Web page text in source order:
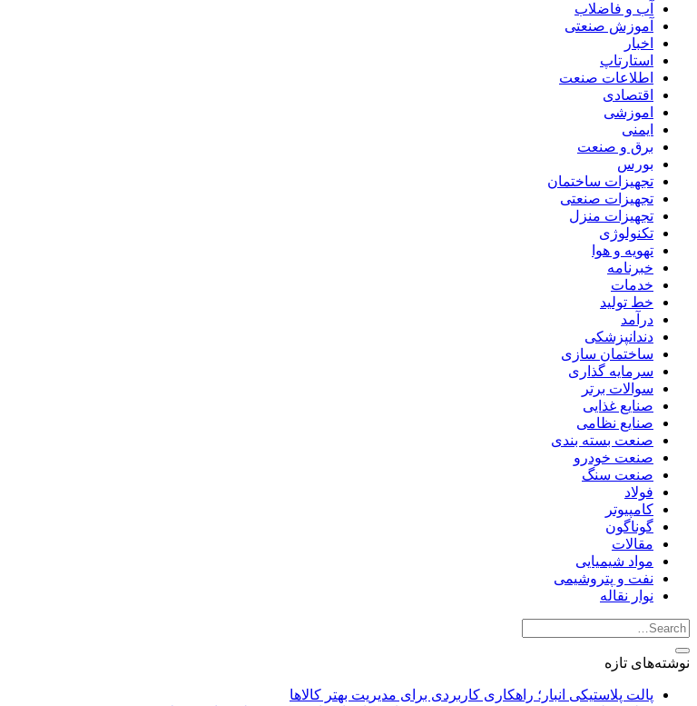
آب و فاضلاب
آموزش صنعتی
اخبار
استارتاپ
اطلاعات صنعت
اقتصادی
اموزشی
ایمنی
برق و صنعت
بورس
تجهیزات ساختمان
تجهیزات صنعتی
تجهیزات منزل
تکنولوژی
تهویه و هوا
خبرنامه
خدمات
خط تولید
درآمد
دندانپزشکی
ساختمان سازی
سرمایه گذاری
سوالات برتر
صنایع غذایی
صنایع نظامی
صنعت بسته بندی
صنعت خودرو
صنعت سنگ
فولاد
کامپیوتر
گوناگون
مقالات
مواد شیمیایی
نفت و پتروشیمی
نوار نقاله
نوشته‌های تازه
پالت پلاستیکی انبار؛ راهکاری کاربردی برای مدیریت بهتر کالاها